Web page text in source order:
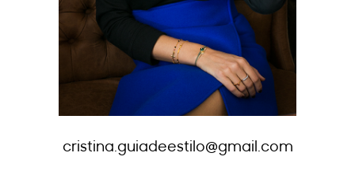
cristina.guiadeestilo@gmail.com